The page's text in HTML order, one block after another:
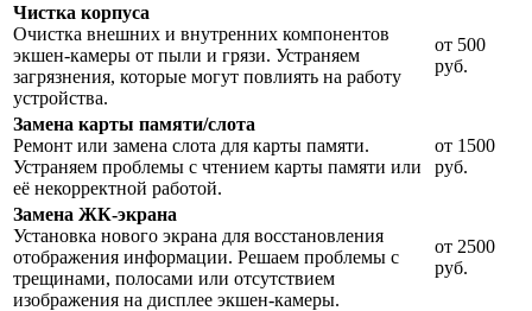
Чистка корпуса
Очистка внешних и внутренних компонентов
экшен-камеры от пыли и грязи. Устраняем
загрязнения, которые могут повлиять на работу
устройства.
от 500
руб.
Замена карты памяти/слота
Ремонт или замена слота для карты памяти.
Устраняем проблемы с чтением карты памяти или
её некорректной работой.
от 1500
руб.
Замена ЖК-экрана
Установка нового экрана для восстановления
отображения информации. Решаем проблемы с
трещинами, полосами или отсутствием
изображения на дисплее экшен-камеры.
от 2500
руб.